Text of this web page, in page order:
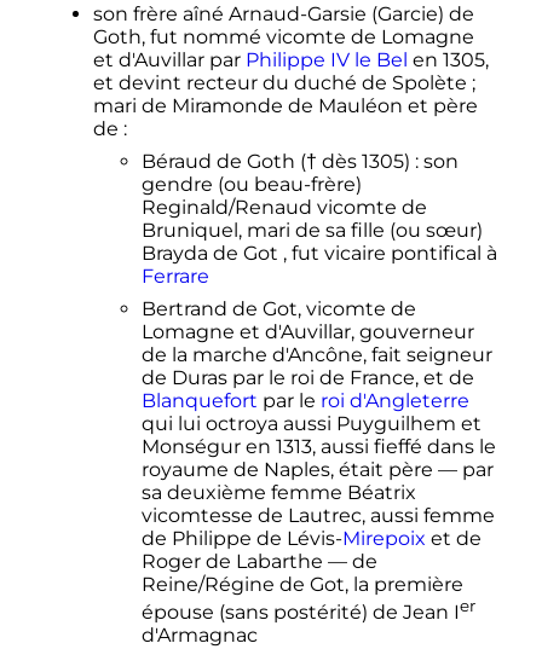
son frère aîné Arnaud-Garsie (Garcie) de
Goth, fut nommé vicomte de Lomagne
et d'Auvillar par Philippe IVle Bel en 1305,
et devint recteur du duché de Spolète ;
mari de Miramonde de Mauléon et père
de :
Béraud de Goth († dès 1305) : son
gendre (ou beau-frère)
Reginald/Renaud vicomte de
Bruniquel, mari de sa fille (ou sœur)
Brayda de Got , fut vicaire pontifical à
Ferrare
Bertrand de Got, vicomte de
Lomagne et d'Auvillar, gouverneur
de la marche d'Ancône, fait seigneur
de Duras par le roi de France, et de
Blanquefort par le roi d'Angleterre
qui lui octroya aussi Puyguilhem et
Monségur en 1313, aussi fieffé dans le
royaume de Naples, était père — par
sa deuxième femme Béatrix
vicomtesse de Lautrec, aussi femme
de Philippe de Lévis-Mirepoix et de
Roger de Labarthe — de
Reine/Régine de Got, la première
épouse (sans postérité) de Jean Ier
d'Armagnac